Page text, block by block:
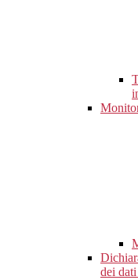
dei dati